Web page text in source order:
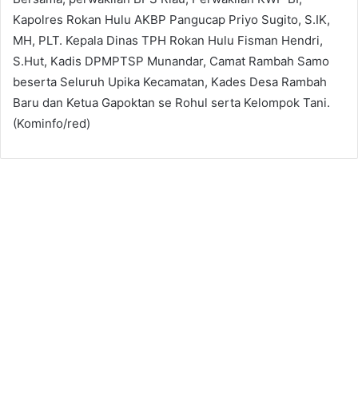
Kapolres Rokan Hulu AKBP Pangucap Priyo Sugito, S.IK,
MH, PLT. Kepala Dinas TPH Rokan Hulu Fisman Hendri,
S.Hut, Kadis DPMPTSP Munandar, Camat Rambah Samo
beserta Seluruh Upika Kecamatan, Kades Desa Rambah
Baru dan Ketua Gapoktan se Rohul serta Kelompok Tani.
(Kominfo/red)